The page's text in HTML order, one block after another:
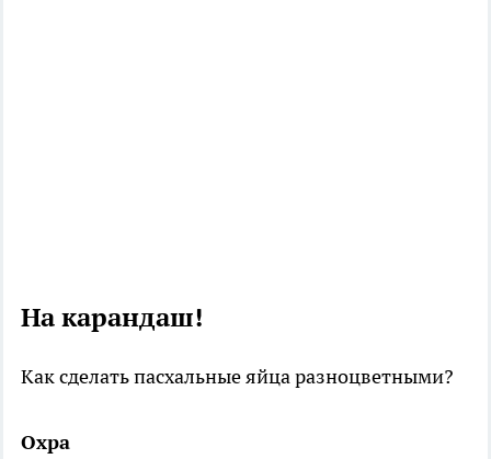
На карандаш!
Как сделать пасхальные яйца разноцветными?
Охра